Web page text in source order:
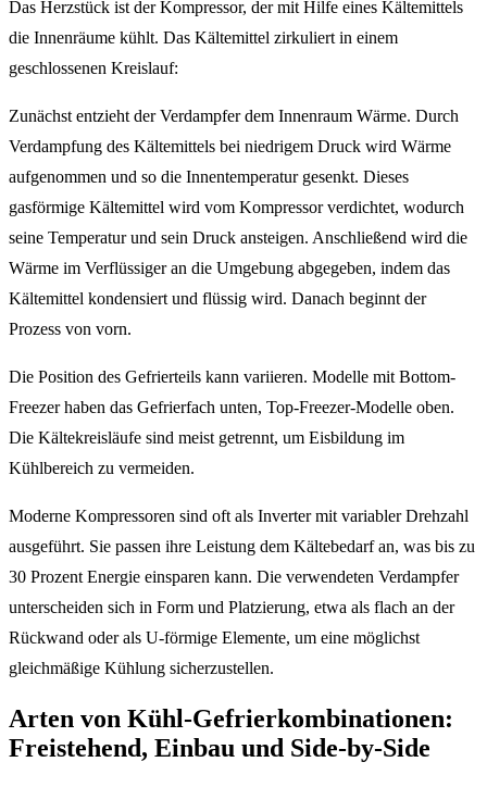
Das Herzstück ist der Kompressor, der mit Hilfe eines Kältemittels
die Innenräume kühlt. Das Kältemittel zirkuliert in einem
geschlossenen Kreislauf:
Zunächst entzieht der Verdampfer dem Innenraum Wärme. Durch
Verdampfung des Kältemittels bei niedrigem Druck wird Wärme
aufgenommen und so die Innentemperatur gesenkt. Dieses
gasförmige Kältemittel wird vom Kompressor verdichtet, wodurch
seine Temperatur und sein Druck ansteigen. Anschließend wird die
Wärme im Verflüssiger an die Umgebung abgegeben, indem das
Kältemittel kondensiert und flüssig wird. Danach beginnt der
Prozess von vorn.
Die Position des Gefrierteils kann variieren. Modelle mit Bottom-
Freezer haben das Gefrierfach unten, Top-Freezer-Modelle oben.
Die Kältekreisläufe sind meist getrennt, um Eisbildung im
Kühlbereich zu vermeiden.
Moderne Kompressoren sind oft als Inverter mit variabler Drehzahl
ausgeführt. Sie passen ihre Leistung dem Kältebedarf an, was bis zu
30 Prozent Energie einsparen kann. Die verwendeten Verdampfer
unterscheiden sich in Form und Platzierung, etwa als flach an der
Rückwand oder als U-förmige Elemente, um eine möglichst
gleichmäßige Kühlung sicherzustellen.
Arten von Kühl-Gefrierkombinationen:
Freistehend, Einbau und Side-by-Side